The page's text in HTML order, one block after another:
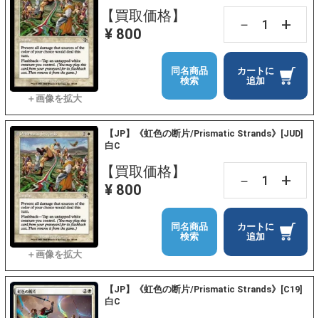
【買取価格】
¥ 800
－ +
カートに
追加
同名商品
検索
【JP】《虹色の断片/Prismatic Strands》[JUD]
白C
【買取価格】
¥ 800
－ +
カートに
追加
同名商品
検索
【JP】《虹色の断片/Prismatic Strands》[C19]
白C